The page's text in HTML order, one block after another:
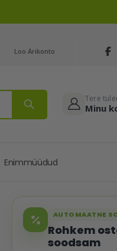
Loo Ärikonto
Tere
Minu
Enimmüüdud
AUTOMAATNE
Rohkem
soodsam